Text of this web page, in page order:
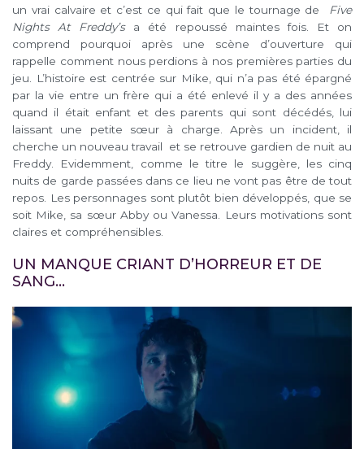
un vrai calvaire et c’est ce qui fait que le tournage de
Five
Nights At Freddy’s a été repoussé maintes fois. Et on
comprend pourquoi après une scène d’ouverture qui
rappelle comment nous perdions à nos premières parties du
jeu. L’histoire est centrée sur Mike, qui n’a pas été épargné
par la vie entre un frère qui a été enlevé il y a des années
quand il était enfant et des parents qui sont décédés, lui
laissant une petite sœur à charge. Après un incident, il
cherche un nouveau travail et se retrouve gardien de nuit au
Freddy. Evidemment, comme le titre le suggère, les cinq
nuits de garde passées dans ce lieu ne vont pas être de tout
repos. Les personnages sont plutôt bien développés, que se
soit Mike, sa sœur Abby ou Vanessa. Leurs motivations sont
claires et compréhensibles.
UN MANQUE CRIANT D’HORREUR ET DE
SANG…